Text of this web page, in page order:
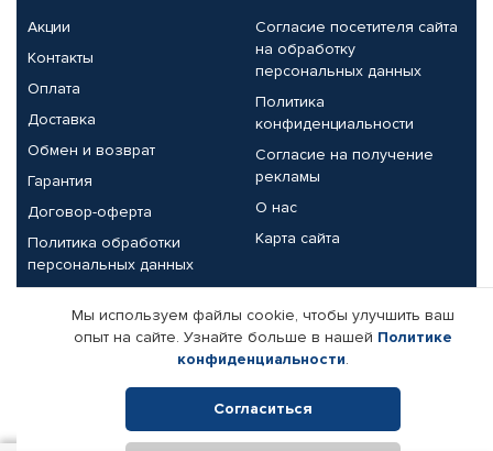
Акции
Контакты
Оплата
Доставка
Обмен и возврат
Гарантия
Договор-оферта
Политика обработки
персональных данных
Согласие посетителя сайта
на обработку
персональных данных
Политика
конфиденциальности
Согласие на получение
рекламы
О нас
Карта сайта
Партнерам
Корпоративным клиентам
Поставщикам
Реквизиты компании
Мы используем файлы cookie, чтобы улучшить ваш
опыт на сайте. Узнайте больше в нашей Политике
конфиденциальности.
Согласиться